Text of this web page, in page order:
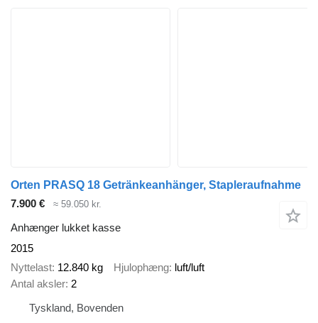
Orten PRASQ 18 Getränkeanhänger, Stapleraufnahme
7.900 €
≈ 59.050 kr.
Anhænger lukket kasse
2015
Nyttelast 12.840 kg Hjulophæng luft/luft
Antal aksler 2
Tyskland, Bovenden